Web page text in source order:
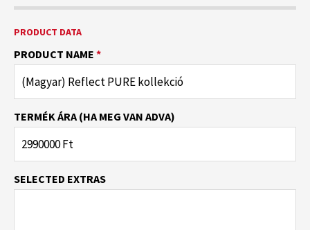
PRODUCT DATA
PRODUCT NAME *
TERMÉK ÁRA (HA MEG VAN ADVA)
SELECTED EXTRAS